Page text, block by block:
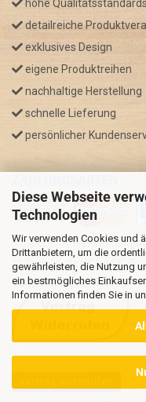
Diese Webseite
Technologien
Wir verwenden Cookies und
Drittanbietern, um die
gewährleisten, die Nutzung
ein bestmögliches
Informationen finden Sie in
hohe Qualitätsstandards
detailreiche
exklusives Design
eigene Produktreihen
nachhaltige Herstellung
schnelle Lieferung
persönlicher
* GRATIS VERSAND nur
** Regellaufzeit für DE,
Versandzeit variieren.